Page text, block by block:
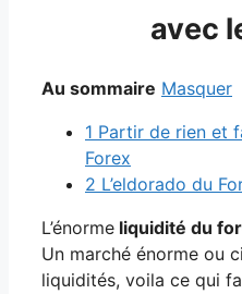
avec
Au sommaire Masquer
1 Partir de rien et
Forex
2 L’eldorado du
L’énorme liquidité du
Un marché énorme ou
liquidités, voila ce qui